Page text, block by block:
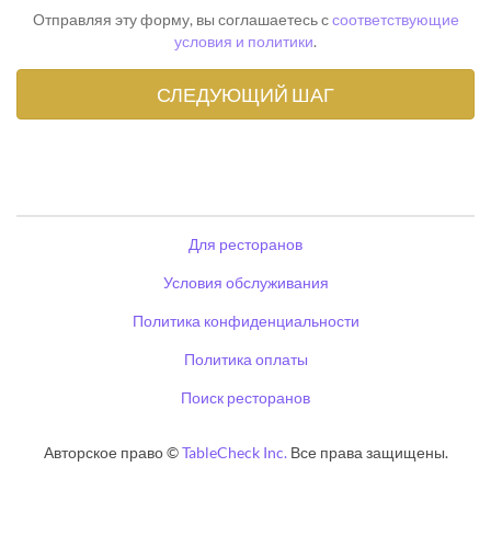
Отправляя эту форму, вы соглашаетесь ссоответствующие
условия и политики.
Для ресторанов
Условия обслуживания
Политика конфиденциальности
Политика оплаты
Поиск ресторанов
Авторское право ©TableCheck Inc.Все права защищены.